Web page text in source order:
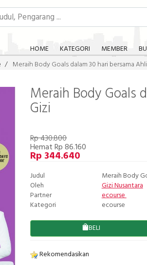
HOME KATEGORI MEMBER
Meraih Body Goals dalam 30 hari bersama
Meraih Body Goals
Gizi
Rp 430.800
Hemat Rp 86.160
Rp 344.640
Judul
Meraih Body
Oleh
Gizi Nusantara
Partner
ecourse
Kategori
ecourse
BELI
Rekomendasikan